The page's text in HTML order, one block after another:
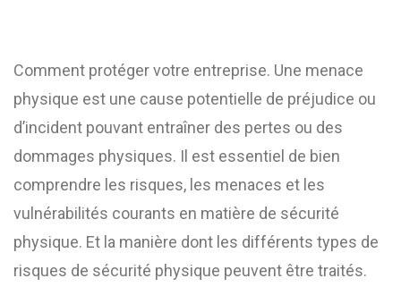
Comment protéger votre entreprise. Une menace
physique est une cause potentielle de préjudice ou
d’incident pouvant entraîner des pertes ou des
dommages physiques. Il est essentiel de bien
comprendre les risques, les menaces et les
vulnérabilités courants en matière de sécurité
physique. Et la manière dont les différents types de
risques de sécurité physique peuvent être traités.